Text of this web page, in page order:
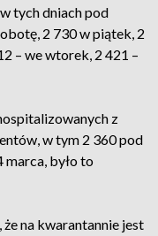
tych dniach pod
2 730 w piątek, 2
– we wtorek, 2 421 –
z
w tym 2 360 pod
było to
na kwarantannie jest